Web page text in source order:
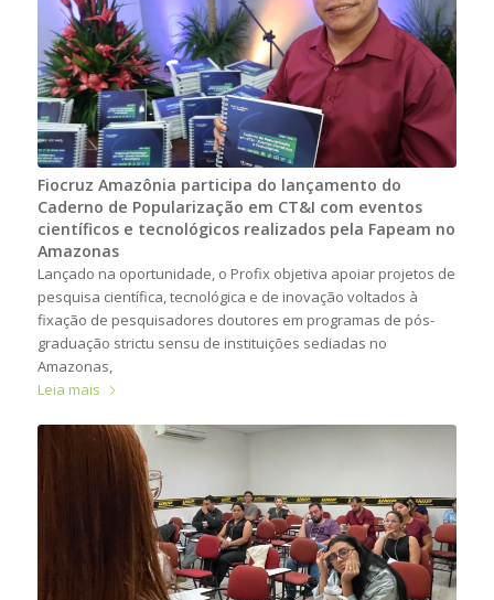
Fiocruz Amazônia participa do lançamento do
Caderno de Popularização em CT&I com eventos
científicos e tecnológicos realizados pela Fapeam no
Amazonas
Lançado na oportunidade, o Profix objetiva apoiar projetos de
pesquisa científica, tecnológica e de inovação voltados à
fixação de pesquisadores doutores em programas de pós-
graduação strictu sensu de instituições sediadas no
Amazonas,
Leia mais